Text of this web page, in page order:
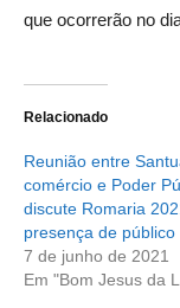
que ocorrerão no
Relacionado
Reunião entre
comércio e Poder
discute Romaria
presença de público
7 de junho de 2021
Em "Bom Jesus da